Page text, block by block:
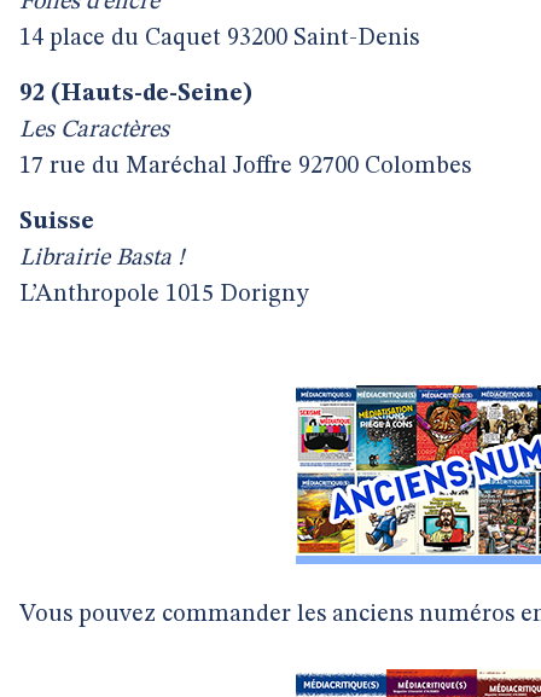
14 place du Caquet 93200 Saint-Denis
92 (Hauts-de-Seine)
Les Caractères
17 rue du Maréchal Joffre 92700 Colombes
Suisse
Librairie Basta !
L’Anthropole 1015 Dorigny
Vous pouvez commander les anciens numéros